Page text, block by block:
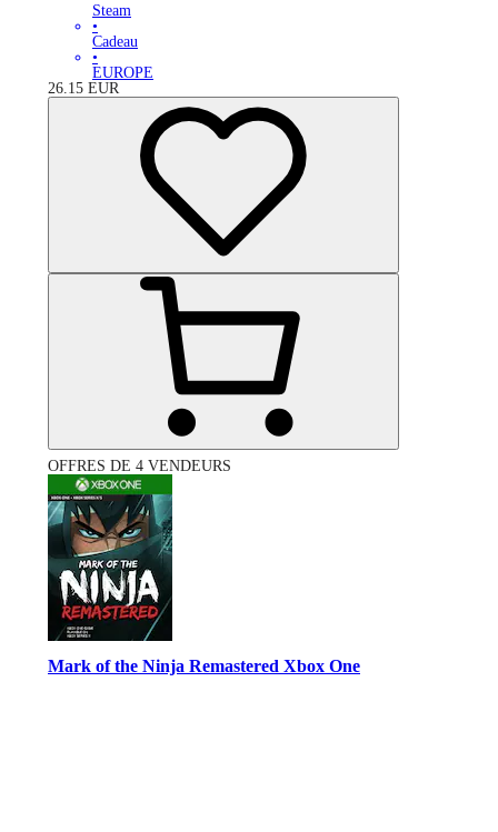
Steam
•
Cadeau
•
EUROPE
26.15 EUR
OFFRES DE 4 VENDEURS
Mark of the Ninja Remastered Xbox One